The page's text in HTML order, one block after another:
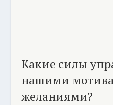
Какие силы
нашими
желаниями?